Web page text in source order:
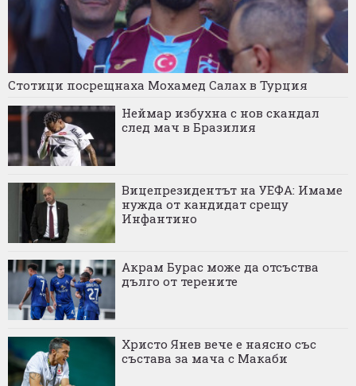
Стотици посрещнаха Мохамед Салах в Турция
Неймар избухна с нов скандал
след мач в Бразилия
Вицепрезидентът на УЕФА: Имаме
нужда от кандидат срещу
Инфантино
Акрам Бурас може да отсъства
дълго от терените
Христо Янев вече е наясно със
състава за мача с Макаби